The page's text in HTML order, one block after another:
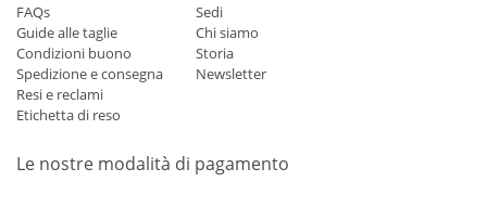
FAQs
Guide alle taglie
Condizioni buono
Spedizione e consegna
Resi e reclami
Etichetta di reso
Sedi
Chi siamo
Storia
Newsletter
Le nostre modalità di pagamento